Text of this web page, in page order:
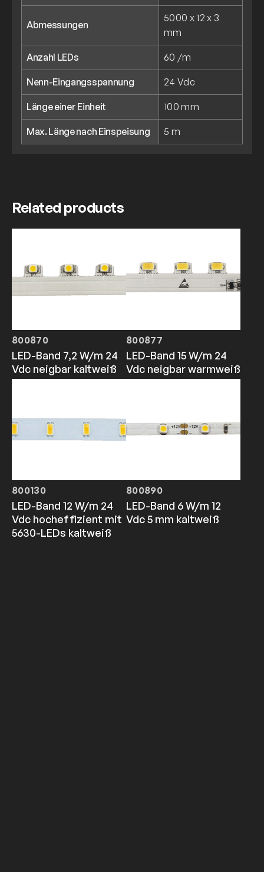
Abmessungen
5000 x 12 x 3
mm
Anzahl LEDs 60 /m
Nenn-Eingangsspannung 24 Vdc
Länge einer Einheit 100 mm
Max. Länge nach Einspeisung 5 m
Related products
800870
LED-Band 7,2 W/m 24
Vdc neigbar kaltweiß
800877
LED-Band 15 W/m 24
Vdc neigbar warmweiß
800130
LED-Band 12 W/m 24
Vdc hocheffizient mit
5630-LEDs kaltweiß
800890
LED-Band 6 W/m 12
Vdc 5 mm kaltweiß